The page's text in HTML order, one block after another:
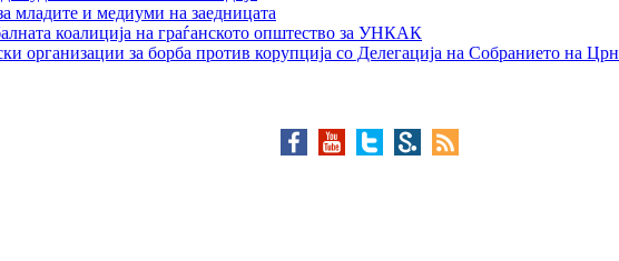
младите и медиуми на заедницата
коалиција на граѓанското општество за УНКАК
организации за борба против корупција со Делегација на Собранието на